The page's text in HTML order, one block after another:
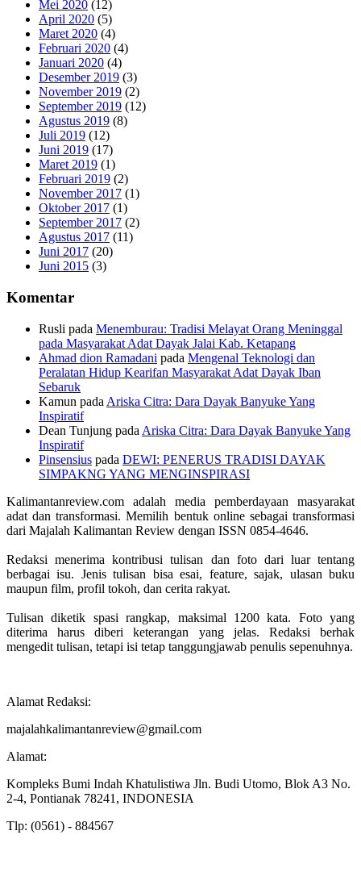
Mei 2020 (12)
April 2020 (5)
Maret 2020 (4)
Februari 2020 (4)
Januari 2020 (4)
Desember 2019 (3)
November 2019 (2)
September 2019 (12)
Agustus 2019 (8)
Juli 2019 (12)
Juni 2019 (17)
Maret 2019 (1)
Februari 2019 (2)
November 2017 (1)
Oktober 2017 (1)
September 2017 (2)
Agustus 2017 (11)
Juni 2017 (20)
Juni 2015 (3)
Komentar
Rusli pada Menemburau: Tradisi Melayat Orang Meninggal
pada Masyarakat Adat Dayak Jalai Kab. Ketapang
Ahmad dion Ramadani pada Mengenal Teknologi dan
Peralatan Hidup Kearifan Masyarakat Adat Dayak Iban
Sebaruk
Kamun pada Ariska Citra: Dara Dayak Banyuke Yang
Inspiratif
Dean Tunjung pada Ariska Citra: Dara Dayak Banyuke Yang
Inspiratif
Pinsensius pada DEWI: PENERUS TRADISI DAYAK
SIMPAKNG YANG MENGINSPIRASI
Kalimantanreview.com adalah media pemberdayaan masyarakat
adat dan transformasi. Memilih bentuk online sebagai transformasi
dari Majalah Kalimantan Review dengan ISSN 0854-4646.
Redaksi menerima kontribusi tulisan dan foto dari luar tentang
berbagai isu. Jenis tulisan bisa esai, feature, sajak, ulasan buku
maupun film, profil tokoh, dan cerita rakyat.
Tulisan diketik spasi rangkap, maksimal 1200 kata. Foto yang
diterima harus diberi keterangan yang jelas. Redaksi berhak
mengedit tulisan, tetapi isi tetap tanggungjawab penulis sepenuhnya.
Alamat Redaksi:
majalahkalimantanreview@gmail.com
Alamat:
Kompleks Bumi Indah Khatulistiwa Jln. Budi Utomo, Blok A3 No.
2-4, Pontianak 78241, INDONESIA
Tlp: (0561) - 884567